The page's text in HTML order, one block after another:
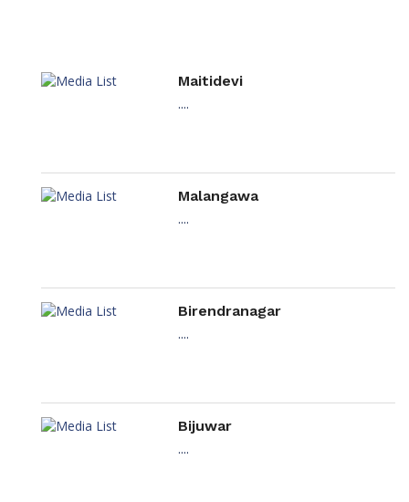
Maitidevi
....
Malangawa
....
Birendranagar
....
Bijuwar
....